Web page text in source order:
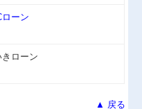
ーン
ローン
▲ 戻る